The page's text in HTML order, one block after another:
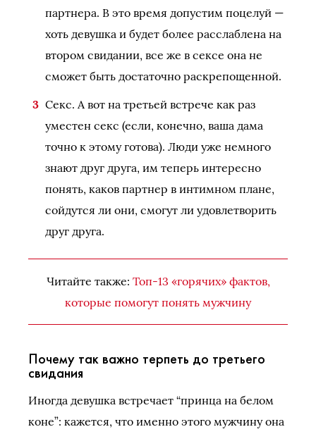
партнера. В это время допустим поцелуй —
хоть девушка и будет более расслаблена на
втором свидании, все же в сексе она не
сможет быть достаточно раскрепощенной.
Секс. А вот на третьей встрече как раз
уместен секс (если, конечно, ваша дама
точно к этому готова). Люди уже немного
знают друг друга, им теперь интересно
понять, каков партнер в интимном плане,
сойдутся ли они, смогут ли удовлетворить
друг друга.
Читайте также: Топ-13 «горячих» фактов,
которые помогут понять мужчину
Почему так важно терпеть до третьего
свидания
Иногда девушка встречает “принца на белом
коне”: кажется, что именно этого мужчину она